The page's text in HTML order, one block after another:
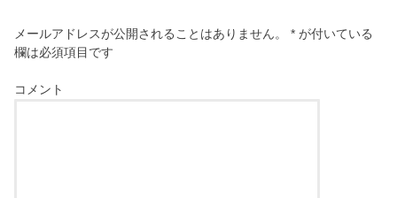
メールアドレスが公開されることはありません。 * が付いている
欄は必須項目です
コメント